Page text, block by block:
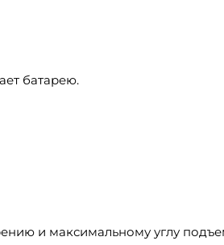
батарею.
и максимальному углу